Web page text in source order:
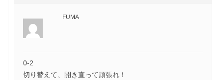
FUMA
0-2
切り替えて、開き直って頑張れ！